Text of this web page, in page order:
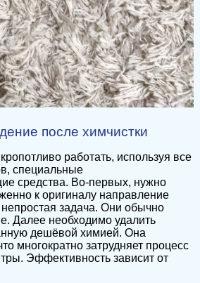
после химчистки
работать, используя все
специальные
средства. Во-первых, нужно
к оригиналу направление
задача. Они обычно
Далее необходимо удалить
дешёвой химией. Она
многократно затрудняет процесс
Эффективность зависит от